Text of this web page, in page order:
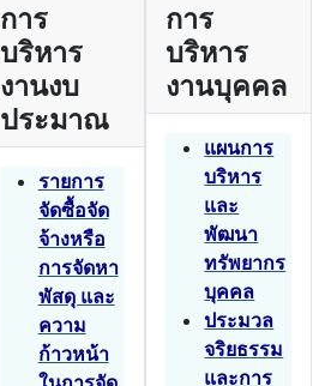
การ
บริหาร
งานงบ
ประมาณ
รายการ
จัดซื้อจัด
จ้างหรือ
การจัดหา
พัสดุ และ
ความ
ก้าวหน้า
การ
บริหาร
งานบุคคล
แผนการ
บริหาร
และ
พัฒนา
ทรัพยากร
บุคคล
ประมวล
จริยธรรม
และการ